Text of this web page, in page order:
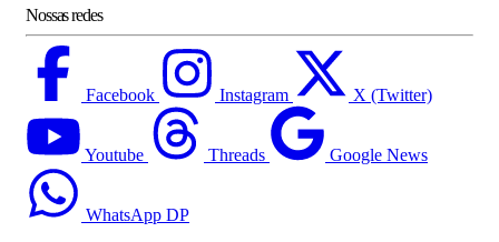
Nossas redes
Facebook Instagram X (Twitter)
Youtube Threads Google News
WhatsApp DP